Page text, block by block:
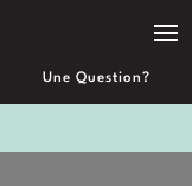
Une Question?